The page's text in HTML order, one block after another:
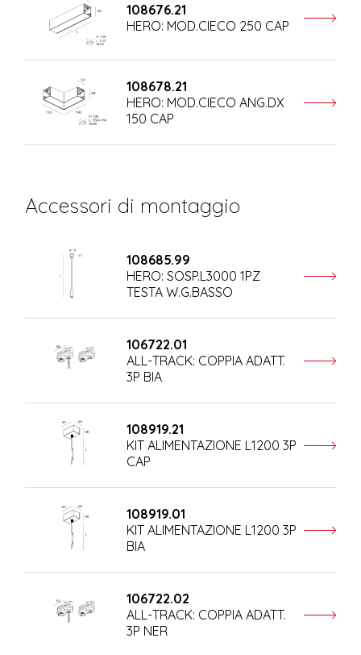
108676.21
HERO: MOD.CIECO 250 CAP
108678.21
HERO: MOD.CIECO ANG.DX
150 CAP
Accessori di montaggio
108685.99
HERO: SOSP.L3000 1PZ
TESTA W.G.BASSO
106722.01
ALL-TRACK: COPPIA ADATT.
3P BIA
108919.21
KIT ALIMENTAZIONE L1200 3P
CAP
108919.01
KIT ALIMENTAZIONE L1200 3P
BIA
106722.02
ALL-TRACK: COPPIA ADATT.
3P NER